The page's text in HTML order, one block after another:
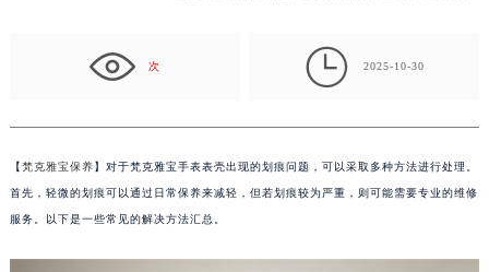
次  2025-10-30
【梵克雅宝保养】对于梵克雅宝手表表壳出现的划痕问题，可以采取多种方法进行处理。
首先，轻微的划痕可以通过日常保养来减轻，但若划痕较为严重，则可能需要专业的维修
服务。以下是一些常见的解决方法汇总。